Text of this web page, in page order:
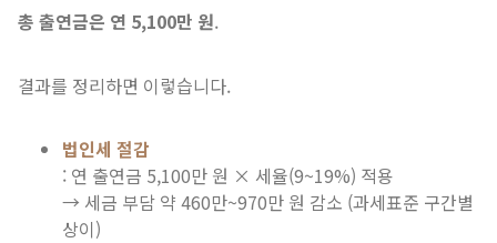
총 출연금은 연 5,100만 원.
결과를 정리하면 이렇습니다.
법인세 절감
: 연 출연금 5,100만 원 × 세율(9~19%) 적용
→ 세금 부담 약 460만~970만 원 감소 (과세표준 구간별
상이)